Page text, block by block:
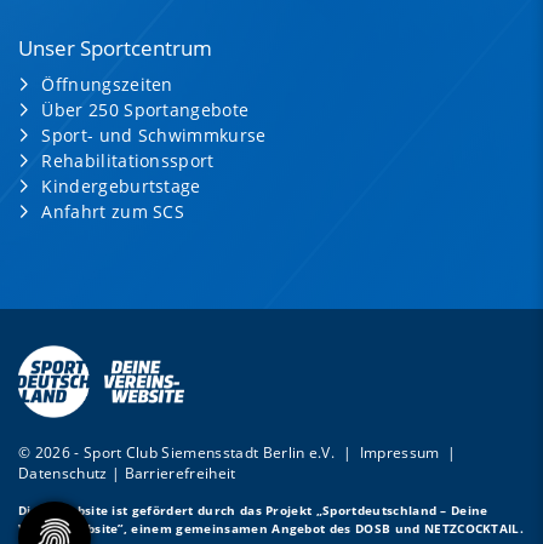
Unser Sportcentrum
Öffnungszeiten
Über 250 Sportangebote
Sport- und Schwimmkurse
Rehabilitationssport
Kindergeburtstage
Anfahrt zum SCS
© 2026 - Sport Club Siemensstadt Berlin e.V. | Impressum |
Datenschutz | Barrierefreiheit
Diese Website ist gefördert durch das Projekt „Sportdeutschland – Deine
Vereinswebsite”, einem gemeinsamen Angebot des DOSB und NETZCOCKTAIL.